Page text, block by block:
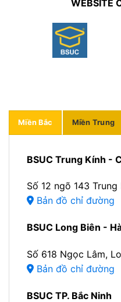
WEBSITE
Miền Bắc Miền Trung
BSUC Trung Kính -
Số 12 ngõ 143
Bản đồ chỉ đường
BSUC Long Biên -
Số 618 Ngọc Lâm,
Bản đồ chỉ đường
BSUC TP. Bắc Ninh